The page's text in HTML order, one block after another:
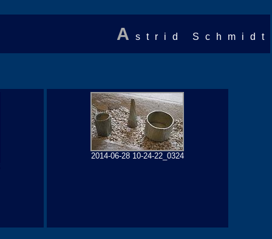
A strid Schmidt
2014-06-28 10-24-22_0324